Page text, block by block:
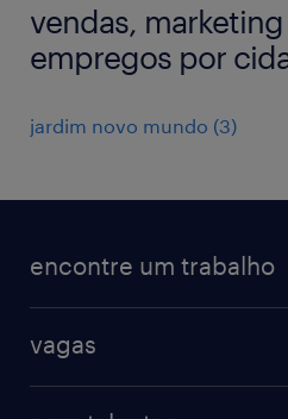
vendas,
empregos por
jardim novo mundo (3)
encontre um trabalho
vagas na randstad
vagas